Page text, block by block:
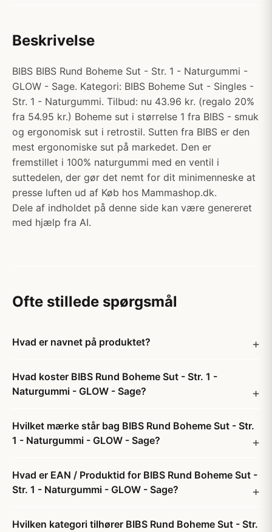
Beskrivelse
BIBS BIBS Rund Boheme Sut - Str. 1 - Naturgummi -
GLOW - Sage. Kategori: BIBS Boheme Sut - Singles -
Str. 1 - Naturgummi. Tilbud: nu 43.96 kr. (regalo 20%
fra 54.95 kr.) Boheme sut i størrelse 1 fra BIBS - smuk
og ergonomisk sut i retrostil. Sutten fra BIBS er den
mest ergonomiske sut på markedet. Den er
fremstillet i 100% naturgummi med en ventil i
suttedelen, der gør det nemt for dit minimenneske at
presse luften ud af Køb hos Mammashop.dk.
Dele af indholdet på denne side kan være genereret
med hjælp fra AI.
Ofte stillede spørgsmål
Hvad er navnet på produktet?
Hvad koster BIBS Rund Boheme Sut - Str. 1 -
Naturgummi - GLOW - Sage?
Hvilket mærke står bag BIBS Rund Boheme Sut - Str.
1 - Naturgummi - GLOW - Sage?
Hvad er EAN / Produktid for BIBS Rund Boheme Sut -
Str. 1 - Naturgummi - GLOW - Sage?
Hvilken kategori tilhører BIBS Rund Boheme Sut - Str.